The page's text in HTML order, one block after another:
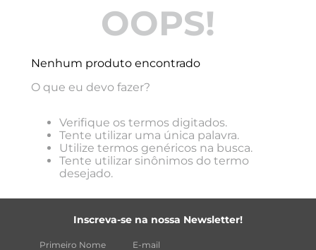
OOPS!
Nenhum produto encontrado
O que eu devo fazer?
Verifique os termos digitados.
Tente utilizar uma única palavra.
Utilize termos genéricos na busca.
Tente utilizar sinônimos do termo
desejado.
Inscreva-se na nossa Newsletter!